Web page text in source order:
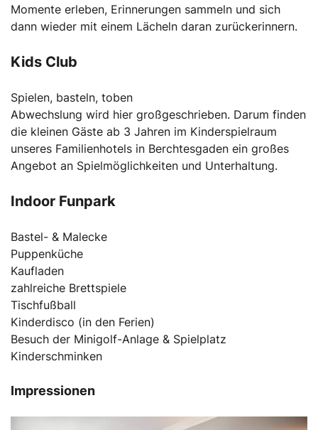
Momente erleben, Erinnerungen sammeln und sich
dann wieder mit einem Lächeln daran zurückerinnern.
Kids Club
Spielen, basteln, toben
Abwechslung wird hier großgeschrieben. Darum finden
die kleinen Gäste ab 3 Jahren im Kinderspielraum
unseres Familienhotels in Berchtesgaden ein großes
Angebot an Spielmöglichkeiten und Unterhaltung.
Indoor Funpark
Bastel- & Malecke
Puppenküche
Kaufladen
zahlreiche Brettspiele
Tischfußball
Kinderdisco (in den Ferien)
Besuch der Minigolf-Anlage & Spielplatz
Kinderschminken
Impressionen